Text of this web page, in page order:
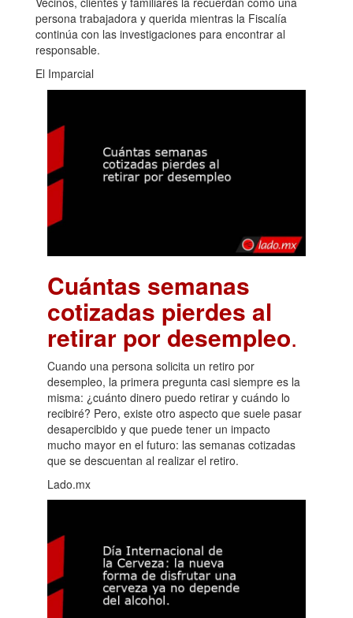
persona trabajadora y querida mientras la Fiscalía
continúa con las investigaciones para encontrar al
responsable.
El Imparcial
Cuántas semanas
cotizadas pierdes al
retirar por desempleo.
Cuando una persona solicita un retiro por
desempleo, la primera pregunta casi siempre es la
misma: ¿cuánto dinero puedo retirar y cuándo lo
recibiré? Pero, existe otro aspecto que suele pasar
desapercibido y que puede tener un impacto
mucho mayor en el futuro: las semanas cotizadas
que se descuentan al realizar el retiro.
Lado.mx